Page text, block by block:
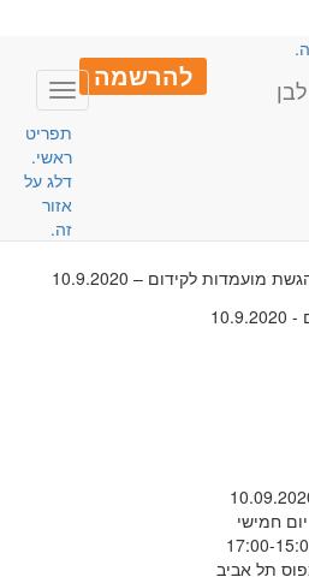
להרשמה
Toggle
תפריט
ראשי.
דלג על
אזור
זה.
מועמדות לקידום – 10.9.2020
יום חמישי
17:00-
תל אביב